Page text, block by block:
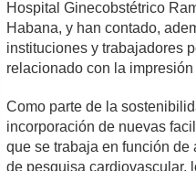
Hospital Ginecobstétrico
Habana, y han contado,
instituciones y trabajadores
relacionado con la
Como parte de la
incorporación de nuevas
que se trabaja en función
de pesquisa cardiovascular,